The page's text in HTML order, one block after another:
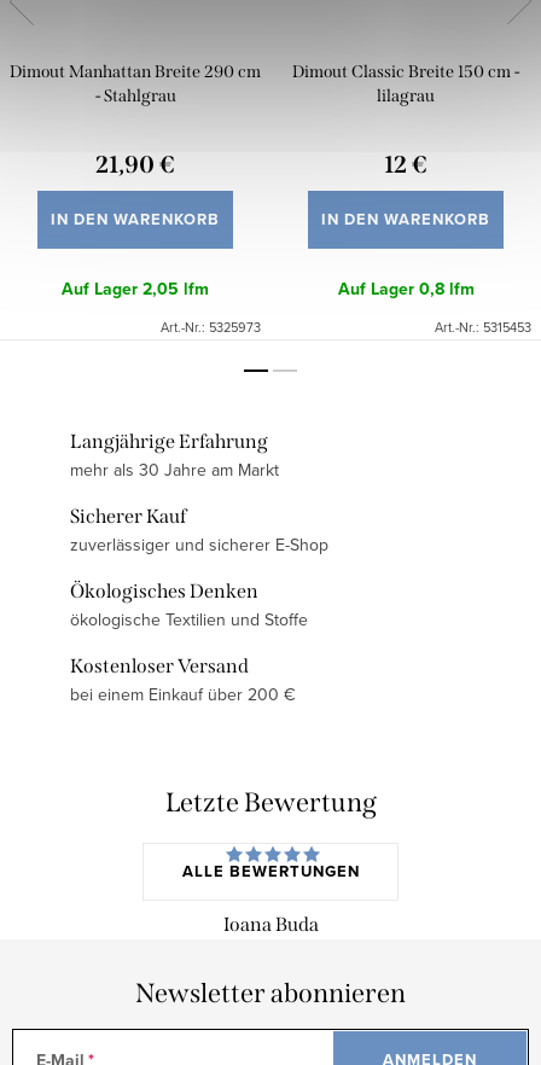
Dimout Manhattan Breite 290 cm
- Stahlgrau
21,90 €
IN DEN WARENKORB
Auf Lager 2,05 lfm
Art.-Nr.: 5325973
Dimout Classic Breite 150 cm -
lilagrau
12 €
IN DEN WARENKORB
Auf Lager 0,8 lfm
Art.-Nr.: 5315453
Langjährige Erfahrung
mehr als 30 Jahre am Markt
Sicherer Kauf
zuverlässiger und sicherer E-Shop
Ökologisches Denken
ökologische Textilien und Stoffe
Kostenloser Versand
bei einem Einkauf über 200 €
Letzte Bewertung
ALLE BEWERTUNGEN
Ioana Buda
Newsletter abonnieren
ANMELDEN